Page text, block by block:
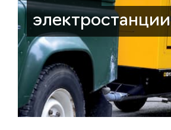
электростанции